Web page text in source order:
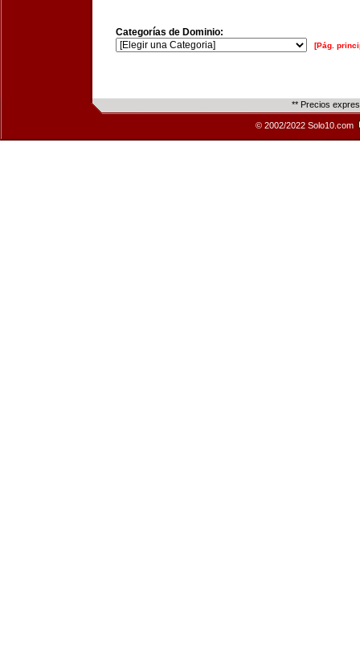
Categorías de Dominio:
[Pág.
** Precios
© 2002/2022 Solo10.com